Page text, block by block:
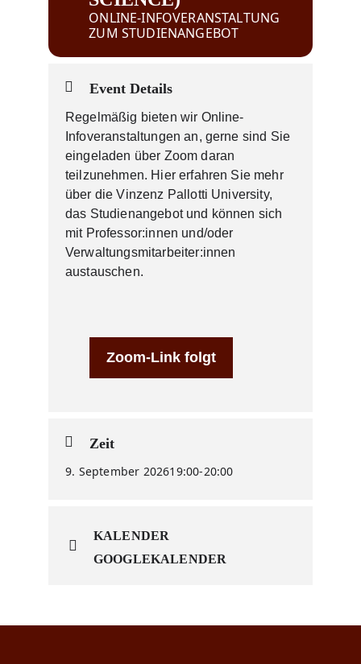
ONLINE-INFOVERANSTALTUNG
ZUM STUDIENANGEBOT
Event Details
Regelmäßig bieten wir Online-
Infoveranstaltungen an, gerne sind Sie
eingeladen über Zoom daran
teilzunehmen. Hier erfahren Sie mehr
über die Vinzenz Pallotti University,
das Studienangebot und können sich
mit Professor:innen und/oder
Verwaltungsmitarbeiter:innen
austauschen.
Zoom-Link folgt
Zeit
9. September 202619:00-20:00
KALENDER
GOOGLEKALENDER